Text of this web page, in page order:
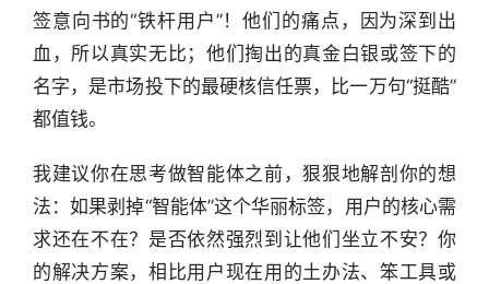
签意向书的“铁杆用户”！他们的痛点，因为深到出
血，所以真实无比；他们掏出的真金白银或签下的
名字，是市场投下的最硬核信任票，比一万句“挺酷”
都值钱。
我建议你在思考做智能体之前，狠狠地解剖你的想
法：如果剥掉“智能体”这个华丽标签，用户的核心需
求还在不在？是否依然强烈到让他们坐立不安？你
的解决方案，相比用户现在用的土办法、笨工具或